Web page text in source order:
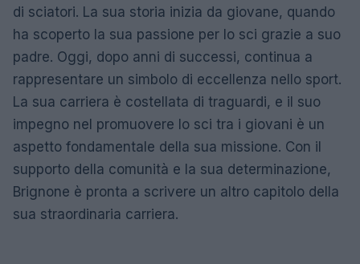
di sciatori. La sua storia inizia da giovane, quando
ha scoperto la sua passione per lo sci grazie a suo
padre. Oggi, dopo anni di successi, continua a
rappresentare un simbolo di eccellenza nello sport.
La sua carriera è costellata di traguardi, e il suo
impegno nel promuovere lo sci tra i giovani è un
aspetto fondamentale della sua missione. Con il
supporto della comunità e la sua determinazione,
Brignone è pronta a scrivere un altro capitolo della
sua straordinaria carriera.